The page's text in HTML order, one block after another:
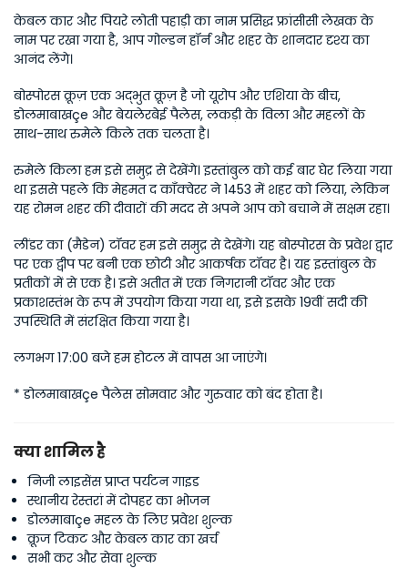
केबल कार और पियरे लोती पहाड़ी का नाम प्रसिद्ध फ्रांसीसी लेखक के
नाम पर रखा गया है, आप गोल्डन हॉर्न और शहर के शानदार दृश्य का
आनंद लेंगे।
बोस्पोरस क्रूज़ एक अद्भुत क्रूज़ है जो यूरोप और एशिया के बीच,
डोलमाबाखçe और बेयलेरबेई पैलेस, लकड़ी के विला और महलों के
साथ-साथ रुमेले किले तक चलता है।
रुमेले किला हम इसे समुद्र से देखेंगे। इस्तांबुल को कई बार घेर लिया गया
था इससे पहले कि मेहमत द कॉंक्वेरर ने 1453 में शहर को लिया, लेकिन
यह रोमन शहर की दीवारों की मदद से अपने आप को बचाने में सक्षम रहा।
लींडर का (मैडेन) टॉवर हम इसे समुद्र से देखेंगे। यह बोस्पोरस के प्रवेश द्वार
पर एक द्वीप पर बनी एक छोटी और आकर्षक टॉवर है। यह इस्तांबुल के
प्रतीकों में से एक है। इसे अतीत में एक निगरानी टॉवर और एक
प्रकाशस्तंभ के रूप में उपयोग किया गया था, इसे इसके 19वीं सदी की
उपस्थिति में संरक्षित किया गया है।
लगभग 17:00 बजे हम होटल में वापस आ जाएंगे।
* डोलमाबाखçe पैलेस सोमवार और गुरुवार को बंद होता है।
क्या शामिल है
निजी लाइसेंस प्राप्त पर्यटन गाइड
स्थानीय रेस्तरां में दोपहर का भोजन
डोलमाबाçe महल के लिए प्रवेश शुल्क
क्रूज टिकट और केबल कार का खर्च
सभी कर और सेवा शुल्क